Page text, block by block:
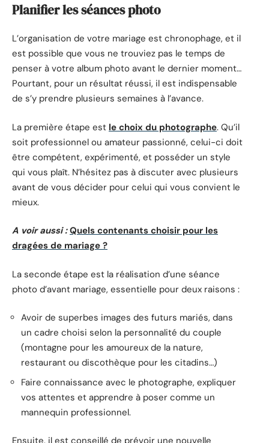
Planifier les séances photo
L’organisation de votre mariage est chronophage, et il
est possible que vous ne trouviez pas le temps de
penser à votre album photo avant le dernier moment…
Pourtant, pour un résultat réussi, il est indispensable
de s’y prendre plusieurs semaines à l’avance.
La première étape est le choix du photographe. Qu’il
soit professionnel ou amateur passionné, celui-ci doit
être compétent, expérimenté, et posséder un style
qui vous plaît. N’hésitez pas à discuter avec plusieurs
avant de vous décider pour celui qui vous convient le
mieux.
A voir aussi : Quels contenants choisir pour les
dragées de mariage ?
La seconde étape est la réalisation d’une séance
photo d’avant mariage, essentielle pour deux raisons :
Avoir de superbes images des futurs mariés, dans
un cadre choisi selon la personnalité du couple
(montagne pour les amoureux de la nature,
restaurant ou discothèque pour les citadins…)
Faire connaissance avec le photographe, expliquer
vos attentes et apprendre à poser comme un
mannequin professionnel.